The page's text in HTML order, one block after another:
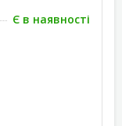
Є в наявності